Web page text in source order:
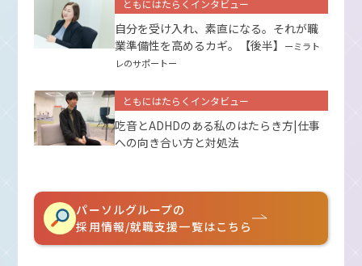
ともにはたらくインタビュー
自分を受け入れ、素直になる。それが職
業準備性を高めるカギ。【後半】
ーミラト
レのサポートー
ともにはたらくインタビュー
吃音とADHDのある私のはたらき方|仕事
への向き合い方と対処法
パーソルグループの
採用情報/就職支援一覧はこちら